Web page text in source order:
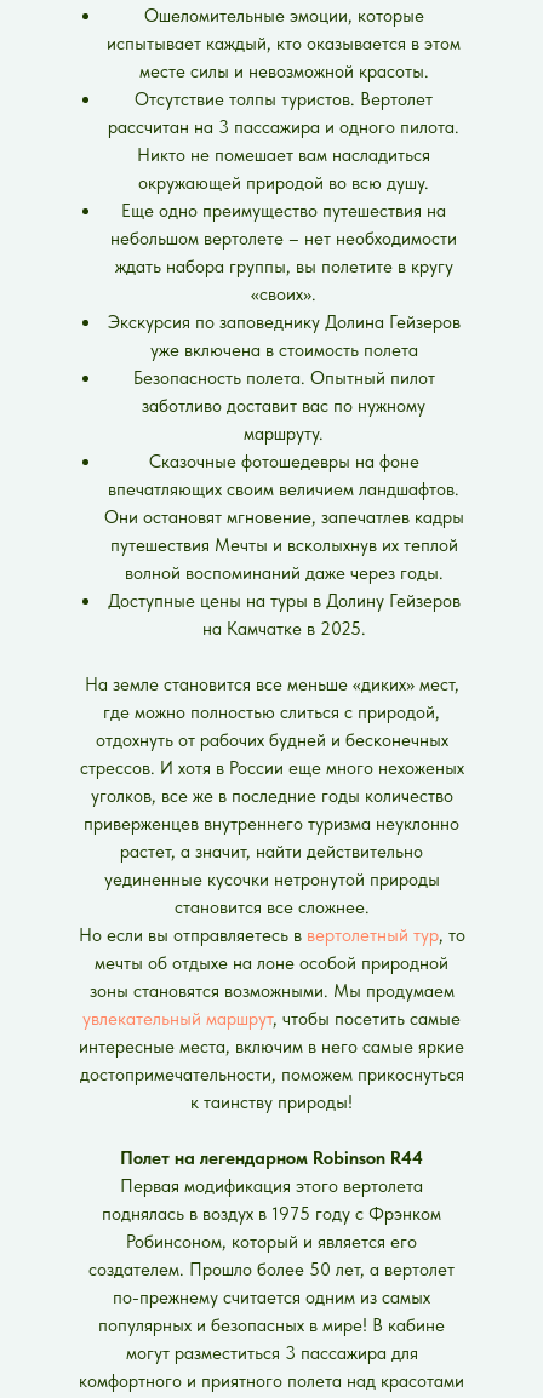
Ошеломительные эмоции, которые
испытывает каждый, кто оказывается в этом
месте силы и невозможной красоты.
Отсутствие толпы туристов. Вертолет
рассчитан на 3 пассажира и одного пилота.
Никто не помешает вам насладиться
окружающей природой во всю душу.
Еще одно преимущество путешествия на
небольшом вертолете – нет необходимости
ждать набора группы, вы полетите в кругу
«своих».
Экскурсия по заповеднику Долина Гейзеров
уже включена в стоимость полета
Безопасность полета. Опытный пилот
заботливо доставит вас по нужному
маршруту.
Сказочные фотошедевры на фоне
впечатляющих своим величием ландшафтов.
Они остановят мгновение, запечатлев кадры
путешествия Мечты и всколыхнув их теплой
волной воспоминаний даже через годы.
Доступные цены на туры в Долину Гейзеров
на Камчатке в 2025.
На земле становится все меньше «диких» мест,
где можно полностью слиться с природой,
отдохнуть от рабочих будней и бесконечных
стрессов. И хотя в России еще много нехоженых
уголков, все же в последние годы количество
приверженцев внутреннего туризма неуклонно
растет, а значит, найти действительно
уединенные кусочки нетронутой природы
становится все сложнее.
Но если вы отправляетесь в вертолетный тур, то
мечты об отдыхе на лоне особой природной
зоны становятся возможными. Мы продумаем
увлекательный маршрут, чтобы посетить самые
интересные места, включим в него самые яркие
достопримечательности, поможем прикоснуться
к таинству природы!
Полет на легендарном Robinson R44
Первая модификация этого вертолета
поднялась в воздух в 1975 году с Фрэнком
Робинсоном, который и является его
создателем. Прошло более 50 лет, а вертолет
по-прежнему считается одним из самых
популярных и безопасных в мире! В кабине
могут разместиться 3 пассажира для
комфортного и приятного полета над красотами